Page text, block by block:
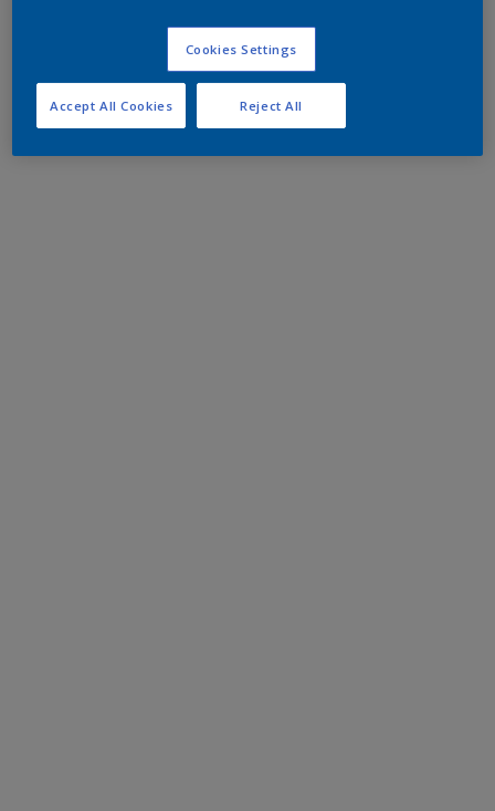
Cookies Settings
Reject All
Accept All Cookies